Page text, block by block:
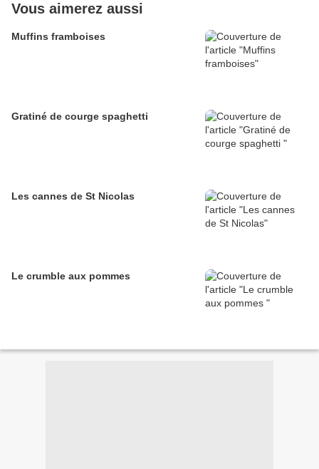
Vous aimerez aussi
Muffins framboises
Gratiné de courge spaghetti
Les cannes de St Nicolas
Le crumble aux pommes